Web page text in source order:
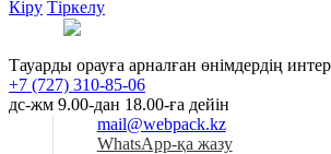
Кіру Тіркелу
Тауарды орауға арналған өнімдердің
+7 (727) 310-85-06
дс-жм 9.00-дан 18.00-ға дейін
mail@webpack.kz
WhatsApp-қа жазу